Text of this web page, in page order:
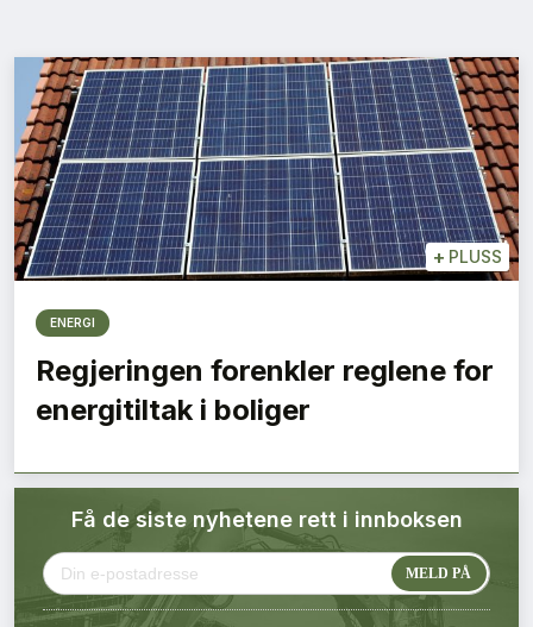
Bærekraft
Digitalisering
Eiendom
Øvrige
Tips redaksjonen
Annonsering
Abonnement Pluss
Kontakt oss
+ PLUSS
ENERGI
Regjeringen forenkler reglene for
energitiltak i boliger
Få de siste nyhetene rett i innboksen